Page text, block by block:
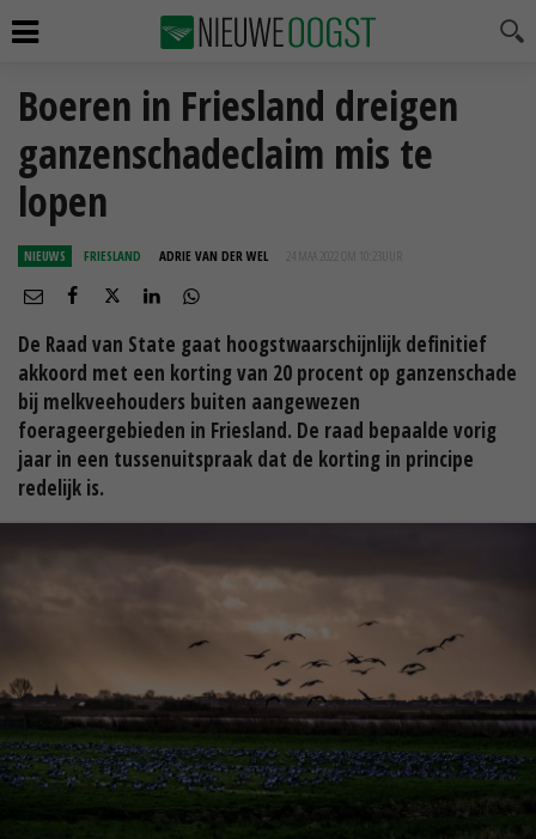
Boeren in Friesland dreigen
ganzenschadeclaim mis te
lopen
NIEUWS FRIESLAND ADRIE VAN DER WEL 24 MAA 2022 OM 10:23
De Raad van State gaat hoogstwaarschijnlijk definitief
akkoord met een korting van 20 procent op ganzenschade
bij melkveehouders buiten aangewezen
foerageergebieden in Friesland. De raad bepaalde vorig
jaar in een tussenuitspraak dat de korting in principe
redelijk is.